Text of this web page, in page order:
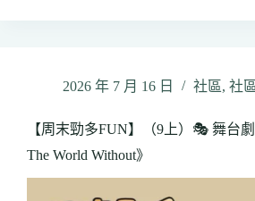
（9
太
古
2026 年 7 月 16 日 社區, 社
【周末勁多FUN】（9上）🎭 舞台
The World Without》